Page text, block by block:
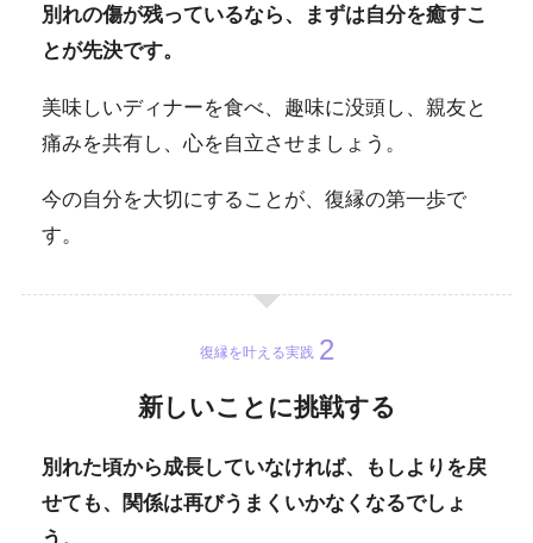
別れの傷が残っているなら、まずは自分を癒すこ
とが先決です。
美味しいディナーを食べ、趣味に没頭し、親友と
痛みを共有し、心を自立させましょう。
今の自分を大切にすることが、復縁の第一歩で
す。
復縁を叶える実践
新しいことに挑戦する
別れた頃から成長していなければ、もしよりを戻
せても、関係は再びうまくいかなくなるでしょ
う。